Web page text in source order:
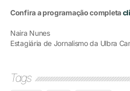
Confira a programação completa
Naira Nunes
Estagiária de Jornalismo da Ulbra
Tags